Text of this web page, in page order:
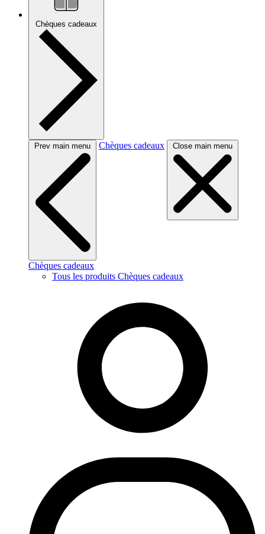
Chèques cadeaux
Prev main menu Chèques cadeaux Close main menu
Chèques cadeaux
Tous les produits Chèques cadeaux